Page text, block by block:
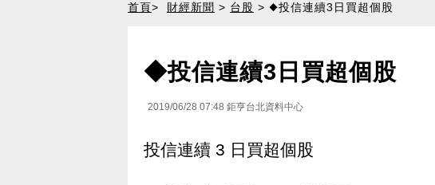
首頁> 財經新聞 > 台股 > ◆投信連續3日買超個股
◆投信連續3日買超個股
2019/06/28 07:48 鉅亨台北資料中心
投信連續 3 日買超個股